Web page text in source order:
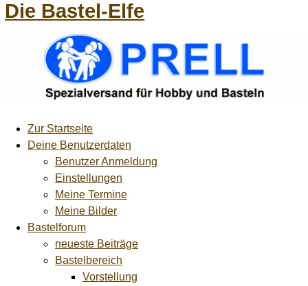
Die Bastel-Elfe
Zur Startseite
Deine Benutzerdaten
Benutzer Anmeldung
Einstellungen
Meine Termine
Meine Bilder
Bastelforum
neueste Beiträge
Bastelbereich
Vorstellung